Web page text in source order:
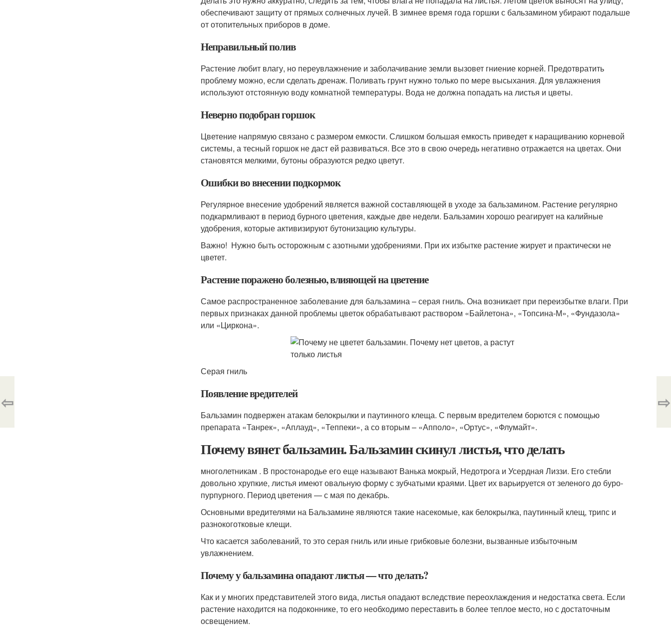
обеспечивают защиту от прямых солнечных лучей. В зимнее время года горшки с бальзамином убирают подальше
от отопительных приборов в доме.
Неправильный полив
Растение любит влагу, но переувлажнение и заболачивание земли вызовет гниение корней. Предотвратить
проблему можно, если сделать дренаж. Поливать грунт нужно только по мере высыхания. Для увлажнения
используют отстоянную воду комнатной температуры. Вода не должна попадать на листья и цветы.
Неверно подобран горшок
Цветение напрямую связано с размером емкости. Слишком большая емкость приведет к наращиванию корневой
системы, а тесный горшок не даст ей развиваться. Все это в свою очередь негативно отражается на цветах. Они
становятся мелкими, бутоны образуются редко цветут.
Ошибки во внесении подкормок
Регулярное внесение удобрений является важной составляющей в уходе за бальзамином. Растение регулярно
подкармливают в период бурного цветения, каждые две недели. Бальзамин хорошо реагирует на калийные
удобрения, которые активизируют бутонизацию культуры.
Важно! Нужно быть осторожным с азотными удобрениями. При их избытке растение жирует и практически не
цветет.
Растение поражено болезнью, влияющей на цветение
Самое распространенное заболевание для бальзамина – серая гниль. Она возникает при переизбытке влаги. При
первых признаках данной проблемы цветок обрабатывают раствором «Байлетона», «Топсина-М», «Фундазола»
или «Циркона».
Серая гниль
Появление вредителей
Бальзамин подвержен атакам белокрылки и паутинного клеща. С первым вредителем борются с помощью
препарата «Танрек», «Аплауд», «Теппеки», а со вторым – «Апполо», «Ортус», «Флумайт».
Почему вянет бальзамин. Бальзамин скинул листья, что делать
многолетникам . В простонародье его еще называют Ванька мокрый, Недотрога и Усердная Лиззи. Его стебли
довольно хрупкие, листья имеют овальную форму с зубчатыми краями. Цвет их варьируется от зеленого до буро-
пурпурного. Период цветения — с мая по декабрь.
Основными вредителями на Бальзамине являются такие насекомые, как белокрылка, паутинный клещ, трипс и
разнокоготковые клещи.
Что касается заболеваний, то это серая гниль или иные грибковые болезни, вызванные избыточным
увлажнением.
Почему у бальзамина опадают листья — что делать?
Как и у многих представителей этого вида, листья опадают вследствие переохлаждения и недостатка света. Если
растение находится на подоконнике, то его необходимо переставить в более теплое место, но с достаточным
освещением.
⇦ ⇨